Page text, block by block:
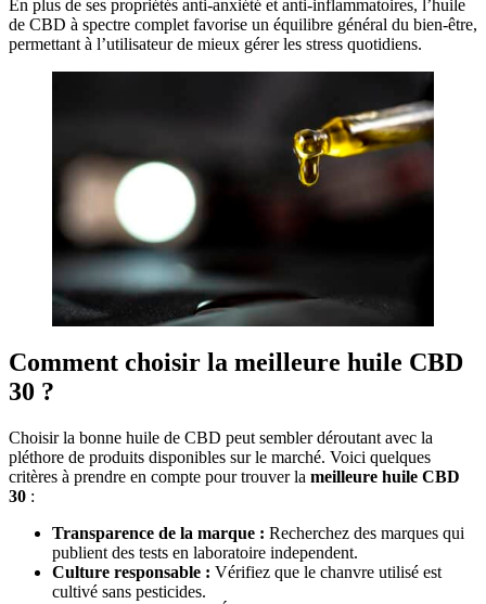
En plus de ses propriétés anti-anxiété et anti-inflammatoires, l’huile
de CBD à spectre complet favorise un équilibre général du bien-être,
permettant à l’utilisateur de mieux gérer les stress quotidiens.
Comment choisir la meilleure huile CBD
30 ?
Choisir la bonne huile de CBD peut sembler déroutant avec la
pléthore de produits disponibles sur le marché. Voici quelques
critères à prendre en compte pour trouver la meilleure huile CBD
30 :
Transparence de la marque : Recherchez des marques qui
publient des tests en laboratoire independent.
Culture responsable : Vérifiez que le chanvre utilisé est
cultivé sans pesticides.